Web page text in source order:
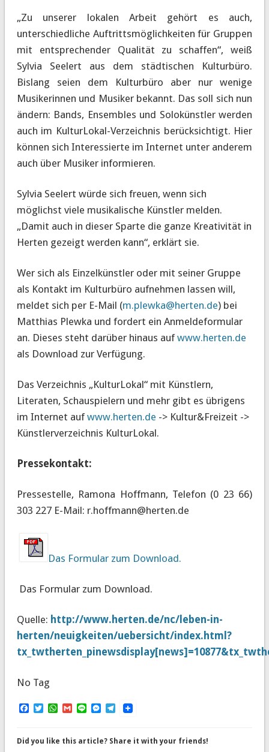
„Zu unserer lokalen Arbeit gehört es auch,
unterschiedliche Auftrittsmöglichkeiten für Gruppen
mit entsprechender Qualität zu schaffen“, weiß
Sylvia Seelert aus dem städtischen Kulturbüro.
Bislang seien dem Kulturbüro aber nur wenige
Musikerinnen und Musiker bekannt. Das soll sich nun
ändern: Bands, Ensembles und Solokünstler werden
auch im KulturLokal-Verzeichnis berücksichtigt. Hier
können sich Interessierte im Internet unter anderem
auch über Musiker informieren.
Sylvia Seelert würde sich freuen, wenn sich
möglichst viele musikalische Künstler melden.
„Damit auch in dieser Sparte die ganze Kreativität in
Herten gezeigt werden kann“, erklärt sie.
Wer sich als Einzelkünstler oder mit seiner Gruppe
als Kontakt im Kulturbüro aufnehmen lassen will,
meldet sich per E-Mail (m.plewka@herten.de) bei
Matthias Plewka und fordert ein Anmeldeformular
an. Dieses steht darüber hinaus aufwww.herten.de
als Download zur Verfügung.
Das Verzeichnis „KulturLokal“ mit Künstlern,
Literaten, Schauspielern und mehr gibt es übrigens
im Internet aufwww.herten.de -> Kultur&Freizeit ->
Künstlerverzeichnis KulturLokal.
Pressekontakt:
Pressestelle, Ramona Hoffmann, Telefon (0 23 66)
303 227 E-Mail: r.hoffmann@herten.de
Das Formular zum Download.
Das Formular zum Download.
Quelle: http://www.herten.de/nc/leben-in-
herten/neuigkeiten/uebersicht/index.html?
No Tag
Facebook
TwitterWhatsApp
Gmail
LineMessenger
Telegram
Did you like this article? Share it with your friends!